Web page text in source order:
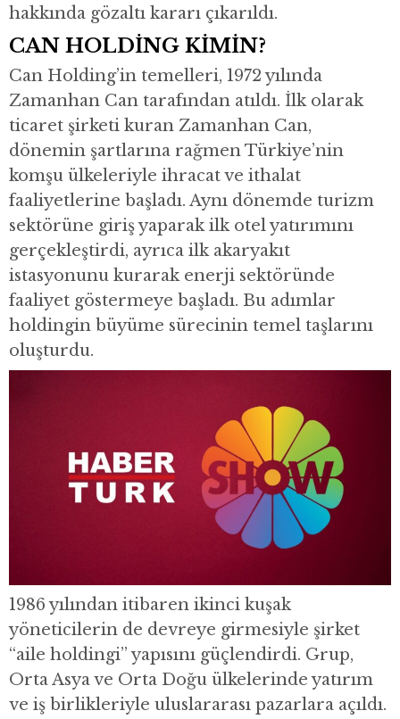
hakkında gözaltı kararı çıkarıldı.
CAN HOLDİNG KİMİN?
Can Holding’in temelleri, 1972 yılında
Zamanhan Can tarafından atıldı. İlk olarak
ticaret şirketi kuran Zamanhan Can,
dönemin şartlarına rağmen Türkiye’nin
komşu ülkeleriyle ihracat ve ithalat
faaliyetlerine başladı. Aynı dönemde turizm
sektörüne giriş yaparak ilk otel yatırımını
gerçekleştirdi, ayrıca ilk akaryakıt
istasyonunu kurarak enerji sektöründe
faaliyet göstermeye başladı. Bu adımlar
holdingin büyüme sürecinin temel taşlarını
oluşturdu.
1986 yılından itibaren ikinci kuşak
yöneticilerin de devreye girmesiyle şirket
“aile holdingi” yapısını güçlendirdi. Grup,
Orta Asya ve Orta Doğu ülkelerinde yatırım
ve iş birlikleriyle uluslararası pazarlara açıldı.